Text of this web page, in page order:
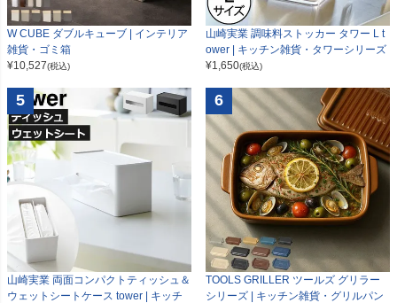
W CUBE ダブルキューブ | インテリア
雑貨・ゴミ箱
¥10,527(税込)
山崎実業 調味料ストッカー タワー L t
ower | キッチン雑貨・タワーシリーズ
¥1,650(税込)
5
山崎実業 両面コンパクトティッシュ＆
ウェットシートケース tower | キッチ
6
TOOLS GRILLER ツールズ グリラー
シリーズ | キッチン雑貨・グリルパン